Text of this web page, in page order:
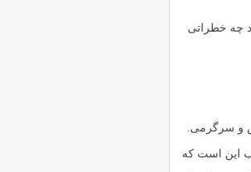
چه خطراتی
و سرگرمی.
این است که